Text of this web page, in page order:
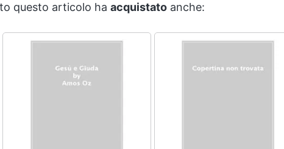
questo articolo ha acquistatoanche: